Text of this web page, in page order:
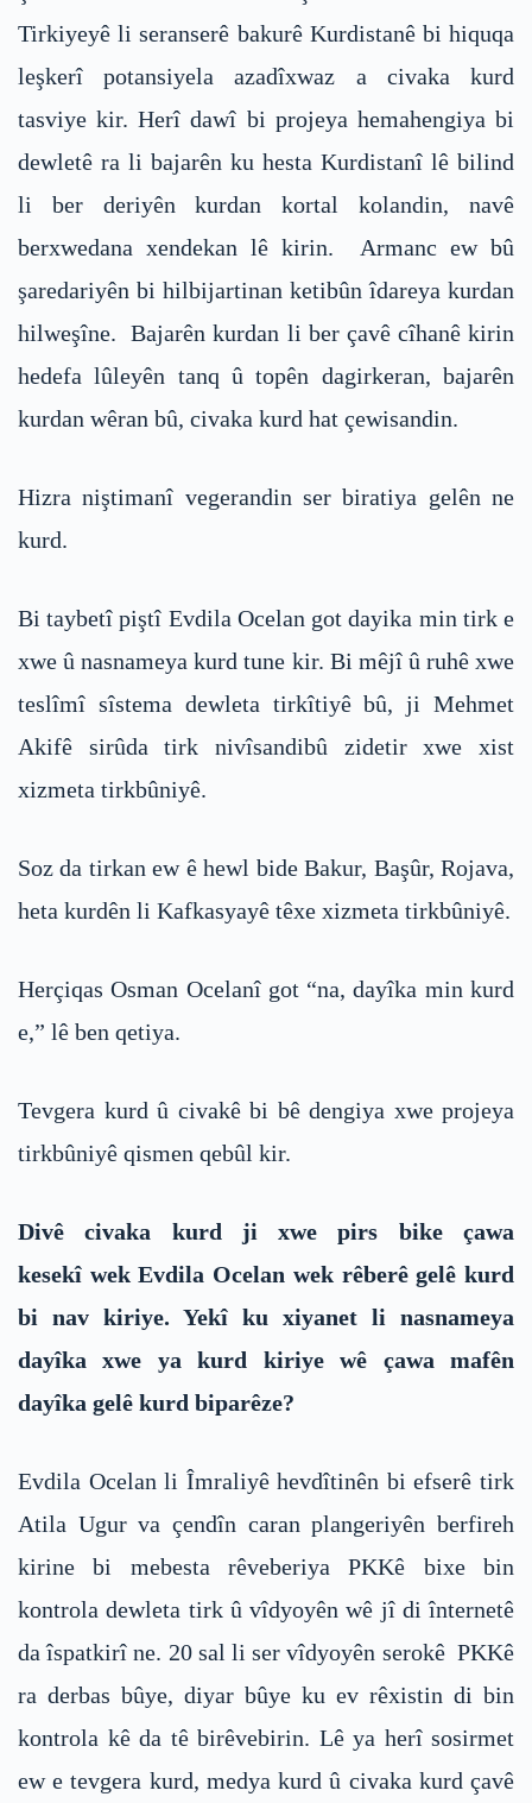
Tirkiyeyê li seranserê bakurê Kurdistanê bi hiquqa
leşkerî potansiyela azadîxwaz a civaka kurd
tasviye kir. Herî dawî bi projeya hemahengiya bi
dewletê ra li bajarên ku hesta Kurdistanî lê bilind
li ber deriyên kurdan kortal kolandin, navê
berxwedana xendekan lê kirin. Armanc ew bû
şaredariyên bi hilbijartinan ketibûn îdareya kurdan
hilweşîne. Bajarên kurdan li ber çavê cîhanê kirin
hedefa lûleyên tanq û topên dagirkeran, bajarên
kurdan wêran bû, civaka kurd hat çewisandin.
Hizra niştimanî vegerandin ser biratiya gelên ne
kurd.
Bi taybetî piştî Evdila Ocelan got dayika min tirk e
xwe û nasnameya kurd tune kir. Bi mêjî û ruhê xwe
teslîmî sîstema dewleta tirkîtiyê bû, ji Mehmet
Akifê sirûda tirk nivîsandibû zidetir xwe xist
xizmeta tirkbûniyê.
Soz da tirkan ew ê hewl bide Bakur, Başûr, Rojava,
heta kurdên li Kafkasyayê têxe xizmeta tirkbûniyê.
Herçiqas Osman Ocelanî got “na, dayîka min kurd
e,” lê ben qetiya.
Tevgera kurd û civakê bi bê dengiya xwe projeya
tirkbûniyê qismen qebûl kir.
Divê civaka kurd ji xwe pirs bike çawa
kesekî wek Evdila Ocelan wek rêberê gelê kurd
bi nav kiriye. Yekî ku xiyanet li nasnameya
dayîka xwe ya kurd kiriye wê çawa mafên
dayîka gelê kurd biparêze?
Evdila Ocelan li Îmraliyê hevdîtinên bi efserê tirk
Atila Ugur va çendîn caran plangeriyên berfireh
kirine bi mebesta rêveberiya PKKê bixe bin
kontrola dewleta tirk û vîdyoyên wê jî di înternetê
da îspatkirî ne. 20 sal li ser vîdyoyên serokê PKKê
ra derbas bûye, diyar bûye ku ev rêxistin di bin
kontrola kê da tê birêvebirin. Lê ya herî sosirmet
ew e tevgera kurd, medya kurd û civaka kurd çavê